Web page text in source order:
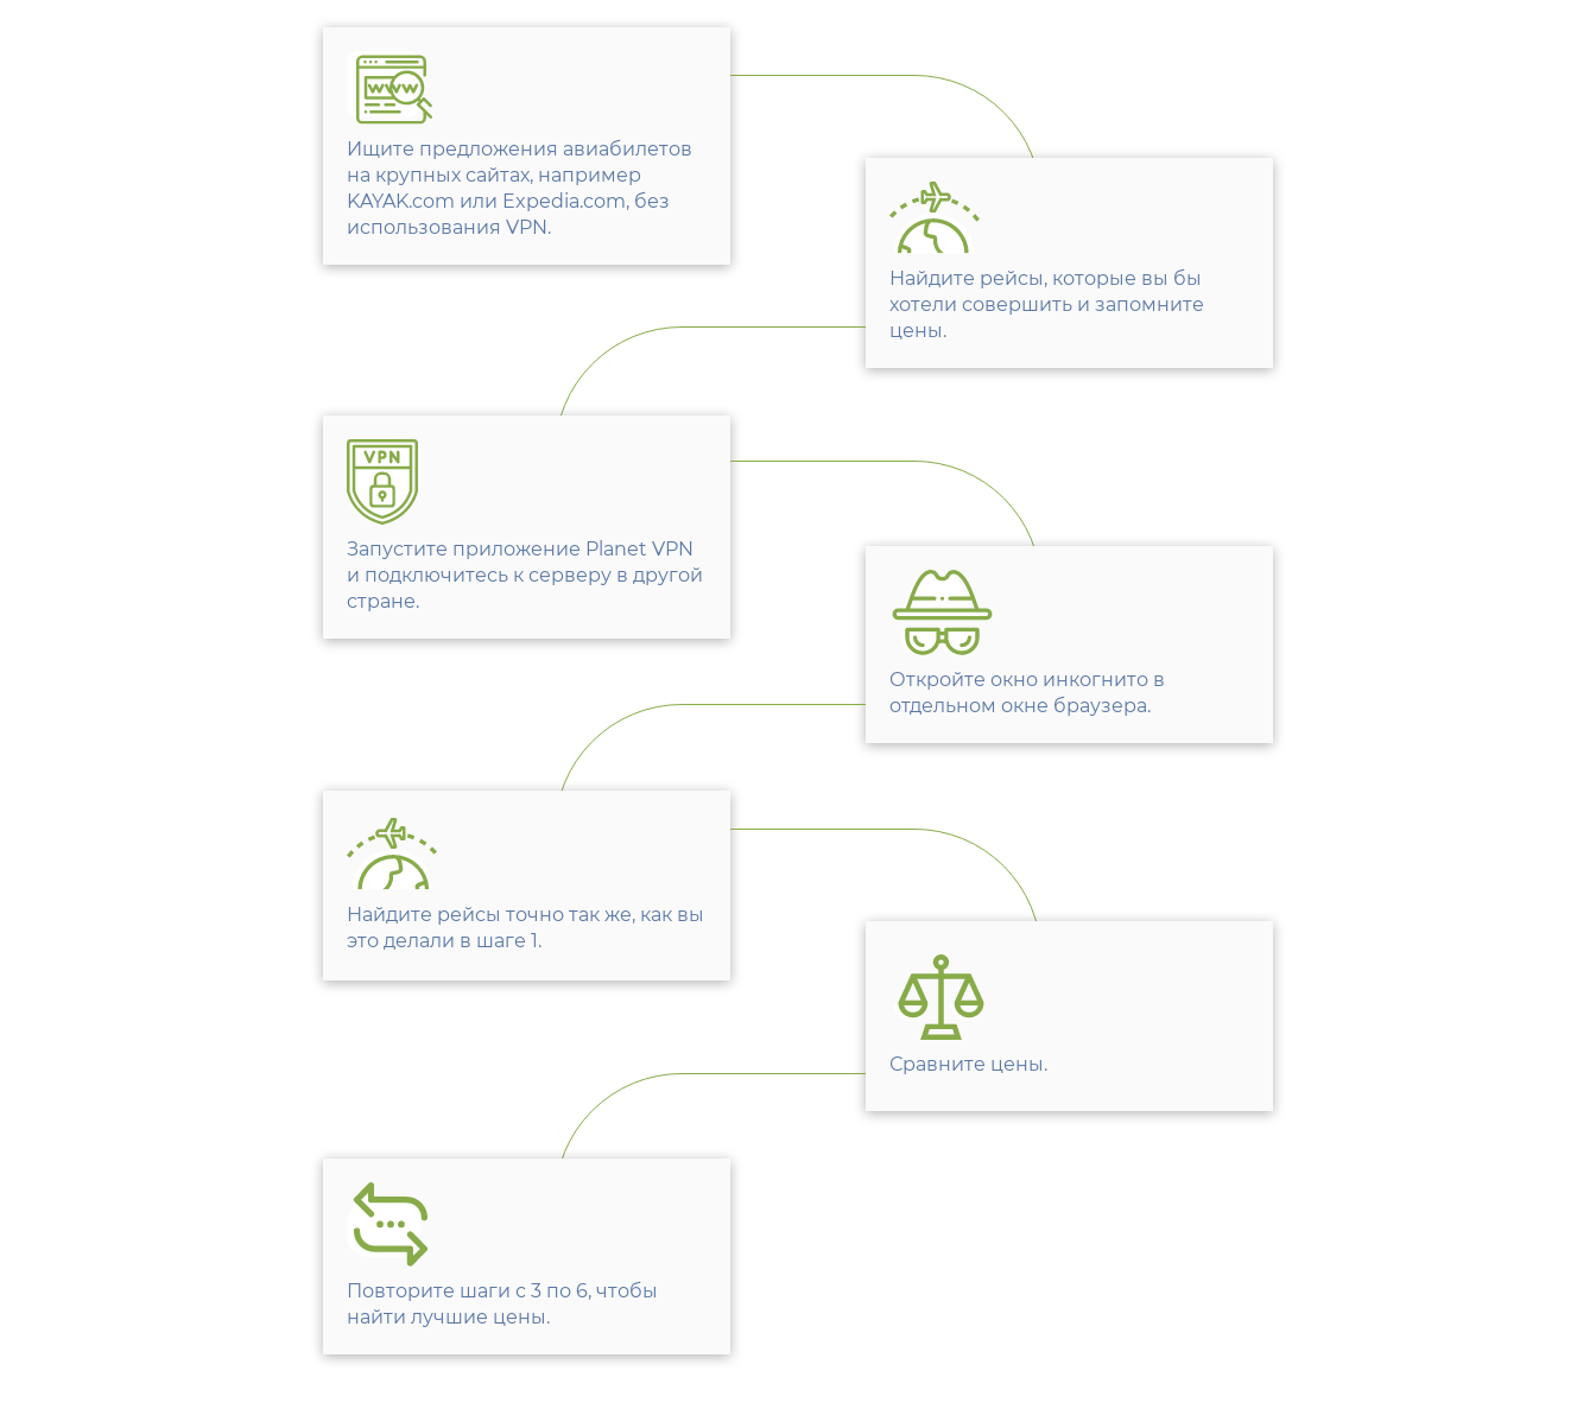
Ищите предложения авиабилетов
на крупных сайтах, например
KAYAK.com или Expedia.com, без
использования VPN.
Найдите рейсы, которые вы бы
хотели совершить и запомните
цены.
Запустите приложение Planet VPN
и подключитесь к серверу в другой
стране.
Откройте окно инкогнито в
отдельном окне браузера.
Найдите рейсы точно так же, как вы
это делали в шаге 1.
Сравните цены.
Повторите шаги с 3 по 6, чтобы
найти лучшие цены.